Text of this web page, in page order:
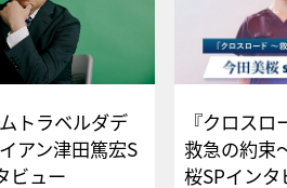
ムトラベルダデ
アン津田篤宏S
タビュー
『クロス
救急の約束
桜SPイ